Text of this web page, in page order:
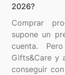
2026?
Comprar
supone un
cuenta.
Gifts&Care y
conseguir